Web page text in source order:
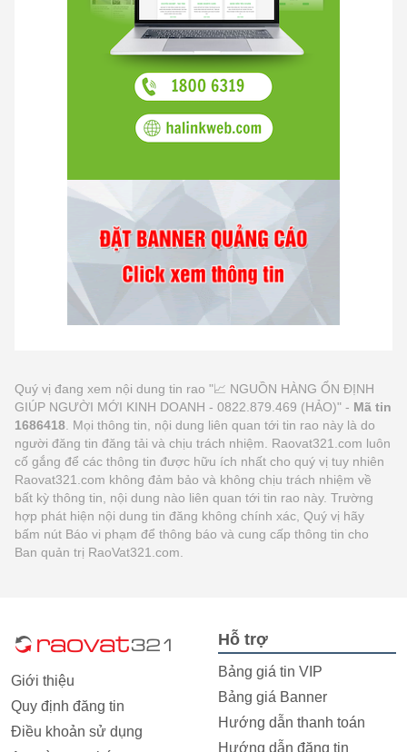
Quý vị đang xem nội dung tin rao "📈 NGUỒN HÀNG ỔN ĐỊNH
GIÚP NGƯỜI MỚI KINH DOANH - 0822.879.469 (HẢO)" - Mã tin
1686418 . Mọi thông tin, nội dung liên quan tới tin rao này là do
người đăng tin đăng tải và chịu trách nhiệm. Raovat321.com luôn
cố gắng để các thông tin được hữu ích nhất cho quý vị tuy nhiên
Raovat321.com không đảm bảo và không chịu trách nhiệm về
bất kỳ thông tin, nội dung nào liên quan tới tin rao này. Trường
hợp phát hiện nội dung tin đăng không chính xác, Quý vị hãy
bấm nút Báo vi phạm để thông báo và cung cấp thông tin cho
Ban quản trị RaoVat321.com.
Giới thiệu
Quy định đăng tin
Điều khoản sử dụng
Hỗ trợ
Bảng giá tin VIP
Bảng giá Banner
Hướng dẫn thanh toán
Hướng dẫn đăng tin